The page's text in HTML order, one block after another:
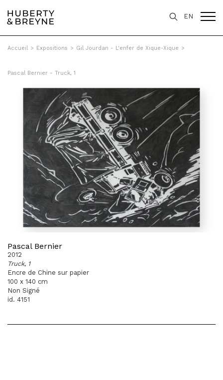
EN
Accueil > Expositions > Gil Jourdan - L'enfer de Xique-Xique >
Pascal Bernier - Truck, 1
Pascal Bernier
2012
Truck, 1
Encre de Chine sur papier
100 x 140 cm
Non Signé
id. 4151